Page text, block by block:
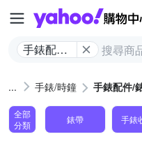
手錶配件/
手錶/時鐘 手錶配件/
全部
分類
錶帶 手錶